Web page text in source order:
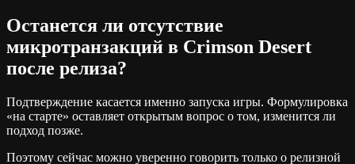
Останется ли отсутствие
микротранзакций в Crimson Desert
после релиза?
Подтверждение касается именно запуска игры. Формулировка
«на старте» оставляет открытым вопрос о том, изменится ли
подход позже.
Поэтому сейчас можно уверенно говорить только о релизной